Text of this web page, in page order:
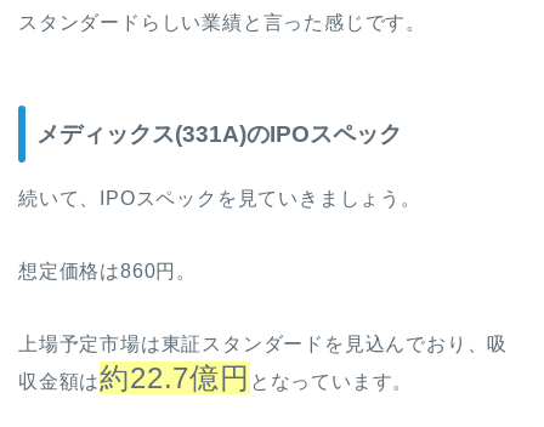
スタンダードらしい業績と言った感じです。
メディックス(331A)のIPOスペック
続いて、IPOスペックを見ていきましょう。
想定価格は860円。
上場予定市場は東証スタンダードを見込んでおり、吸
収金額は約22.7億円 となっています。